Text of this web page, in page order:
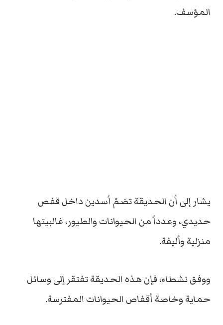
المؤسف.
يشار إلى أن الحديقة تضمّ أسدين داخل قفص
حديدي، وعدداً من الحيوانات والطيور، غالبيتها
منزلية وأليفة.
ووفق نشطاء، فإن هذه الحديقة تفتقر إلى وسائل
حماية وخاصة أقفاص الحيوانات المفترسة.